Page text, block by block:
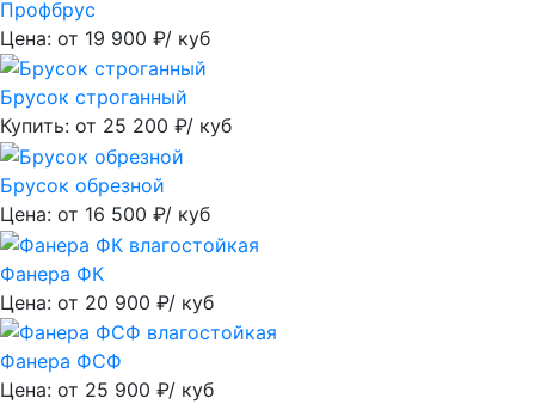
Профбрус
Цена: от 19 900 ₽/ куб
Брусок строганный
Купить: от 25 200 ₽/ куб
Брусок обрезной
Цена: от 16 500 ₽/ куб
Фанера ФК
Цена: от 20 900 ₽/ куб
Фанера ФСФ
Цена: от 25 900 ₽/ куб